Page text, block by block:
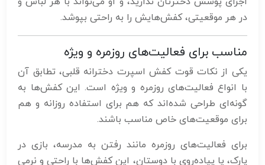
در هر موقعیتی، کفش‌هایش را به راحتی بپوشد.
مناسب برای فعالیت‌های روزمره و ویژه
یکی از نکات قوت کفش اسپرت دخترانه قلبی، تطابق آن
با انواع فعالیت‌های روزمره و ویژه است. این کفش‌ها به
گونه‌ای طراحی شده‌اند که هم برای استفاده روزانه و هم
برای موقعیت‌های خاص مناسب باشند.
برای فعالیت‌های روزمره مانند رفتن به مدرسه، بازی در
پارک، یا پیاده‌روی با دوستان، این کفش‌ها با راحتی و نرمی